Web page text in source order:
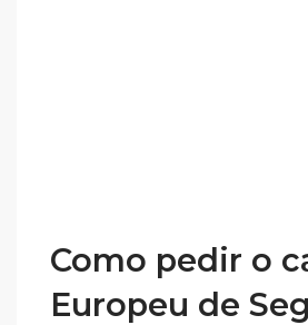
Como pedir o
Europeu de